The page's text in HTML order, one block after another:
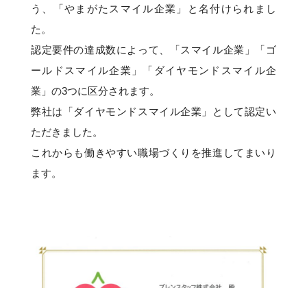
う、「やまがたスマイル企業」と名付けられまし
た。
認定要件の達成数によって、「スマイル企業」「ゴ
ールドスマイル企業」「ダイヤモンドスマイル企
業」の3つに区分されます。
弊社は「ダイヤモンドスマイル企業」として認定い
ただきました。
これからも働きやすい職場づくりを推進してまいり
ます。